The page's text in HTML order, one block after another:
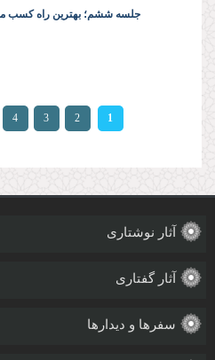
جلسه ششم؛ بهترین راه کسب
صفحه‌ها
1
2
3
4
آثار نوشتاری
آثار گفتاری
سفرها و دیدارها